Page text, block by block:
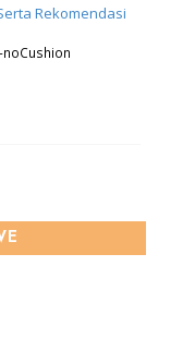
Rekomendasi